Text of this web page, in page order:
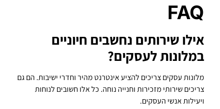
FAQ
אילו שירותים נחשבים חיוניים
במלונות לעסקים?
מלונות עסקים צריכים להציע אינטרנט מהיר וחדרי ישיבות. הם גם
צריכים שירותי מזכירות וחנייה נוחה. כל אלו חשובים לנוחות
ויעילות אנשי העסקים.